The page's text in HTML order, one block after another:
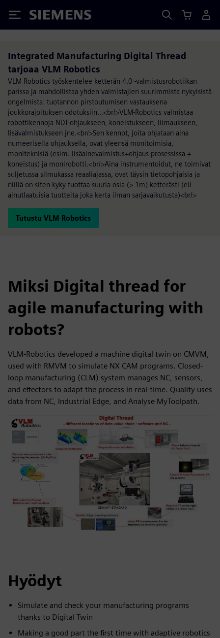
Siemens
Integrated Manufacturing Digital Thread
tarjoaa VLM Robotics
VLM Robotics työskentelee ketterän 4.0 -valmistusrobotiikan
parissa ja mahdollistaa yhden valmistajien suurimmista nykyisistä
ongelmista: tuotannon pirstoutumisen vastauksena
joukkorajoituksen odotuksiin...<br/>VLM-Robotics valmistaa
robottikennoja NDT-ohjaukseen, koneistukseen, liimaukseen,
lisävalmistukseen jne.<br/>Sen kennot, joita ohjataan aina
numeerisella ohjauksella, ovat yleensä monitoimisia,
moniteknisiä (esim. lisäainevalmistus+ohjaus prosessissa +
koneistus) ja monirobotti.<br/>Aina instrumentoidut, ne toimivat
suljetussa silmukassa reaaliajassa, ovat täysin tietopohjaisia ja
niillä on siten kyky tuottaa suuria osia (> 1m) ketterästi (eli
ainutlaatuisia tuotteita joka kerta ilman sarjavaikutusta)<br/>
Tutustu VLM Robotics
Miksi Digital thread for
agile manufacturing with
robots?
VLM-Robotics developed a machine digital twin on CMVM,
used with RMVM to simulate NX CAM programs. Closed-
loop manufacturing (CLM) system manages NC, sensors,
and effectors to adapt the process in real-time. Quality uses
data from NC, Industrial Edge, and Analyse MyToolpath.
Hyödyt
Simulate and check your manufacturing programs
thanks to Digital Twin
Making a good part the first time with adaptive robotics